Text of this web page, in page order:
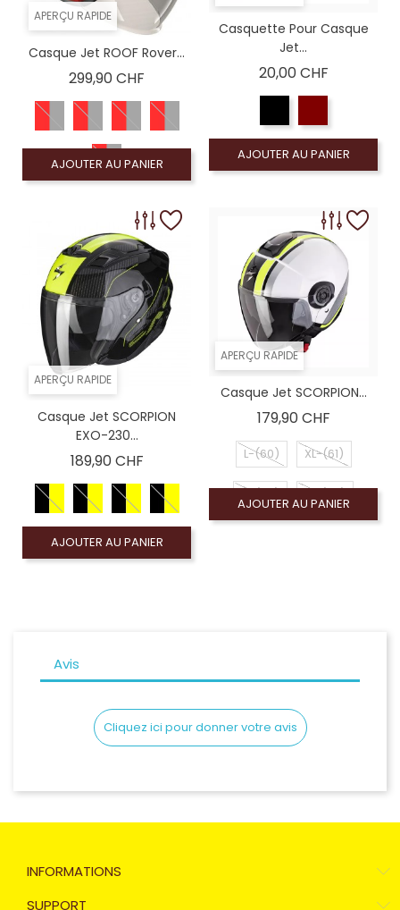
APERÇU RAPIDE
Casque Jet ROOF Rover...
299,90 CHF
AJOUTER AU PANIER
Casquette Pour Casque
Jet...
20,00 CHFPrix
AJOUTER AU PANIER
APERÇU RAPIDE
Casque Jet SCORPION
EXO-230...
189,90 CHFPrix
AJOUTER AU PANIER
APERÇU RAPIDE
Casque Jet SCORPION...
179,90 CHFPrix
L-(60) XL-(61)
S-(56) M-(58)
AJOUTER AU PANIER
Avis
Cliquez ici pour donner votre avis
INFORMATIONS
SUPPORT